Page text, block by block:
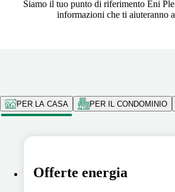
Siamo il tuo punto di riferimento Eni
informazioni che ti aiuteranno
PER LA CASA PER IL CONDOMINIO
Offerte energia